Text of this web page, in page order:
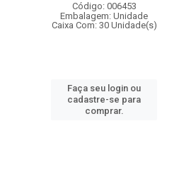
Código: 006453
Embalagem: Unidade
Caixa Com: 30 Unidade(s)
Faça seu login ou
cadastre-se para
comprar.